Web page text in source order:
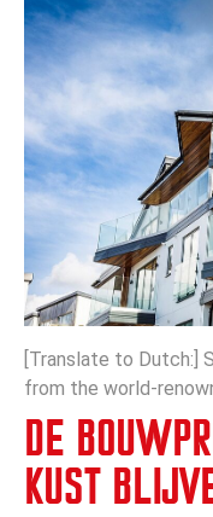
[Translate to Dutch:]
from the world-
DE
KUST